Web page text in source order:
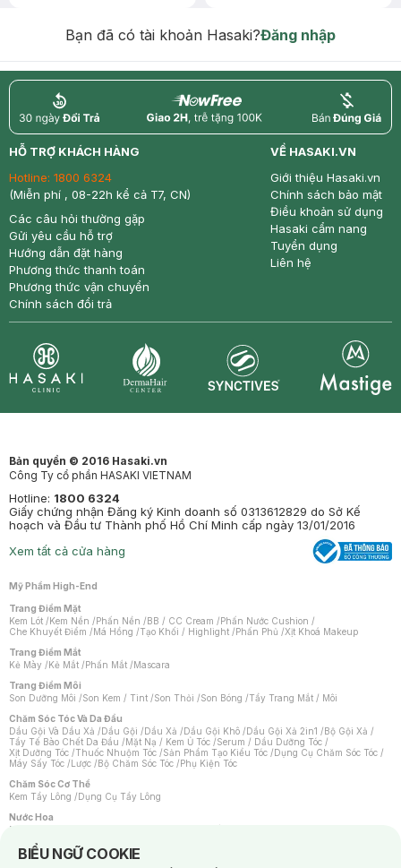
Bạn đã có tài khoản Hasaki?Đăng nhập
return nowfree price
HỖ TRỢ KHÁCH HÀNG
Hotline: 1800 6324
(Miễn phí , 08-22h kể cả T7, CN)
Các câu hỏi thường gặp
Gửi yêu cầu hỗ trợ
Hướng dẫn đặt hàng
Phương thức thanh toán
Phương thức vận chuyển
Chính sách đổi trả
VỀ HASAKI.VN
Giới thiệu Hasaki.vn
Chính sách bảo mật
Điều khoản sử dụng
Hasaki cẩm nang
Tuyển dụng
Liên hệ
Bản quyền © 2016 Hasaki.vn
Công Ty cổ phần HASAKI VIETNAM
Hotline: 1800 6324
Giấy chứng nhận Đăng ký Kinh doanh số 0313612829 do Sở Kế
hoạch và Đầu tư Thành phố Hồ Chí Minh cấp ngày 13/01/2016
Xem tất cả cửa hàng
Mỹ Phẩm High-End
Trang Điểm Mặt
Kem Lót /Kem Nền /Phấn Nền /BB / CC Cream /Phấn Nước Cushion /
Che Khuyết Điểm /Má Hồng /Tạo Khối / Highlight /Phấn Phủ /Xịt Khoá Makeup
Trang Điểm Mắt
Kẻ Mày /Kẻ Mắt /Phấn Mắt /Mascara
Trang Điểm Môi
Son Dưỡng Môi /Son Kem / Tint /Son Thỏi /Son Bóng /Tẩy Trang Mắt / Môi
Chăm Sóc Tóc Và Da Đầu
Dầu Gội Và Dầu Xả /Dầu Gội /Dầu Xả /Dầu Gội Khô /Dầu Gội Xả 2in1 /Bộ Gội Xả /
Tẩy Tế Bào Chết Da Đầu /Mặt Nạ / Kem Ủ Tóc /Serum / Dầu Dưỡng Tóc /
Xịt Dưỡng Tóc /Thuốc Nhuộm Tóc /Sản Phẩm Tạo Kiểu Tóc /Dụng Cụ Chăm Sóc Tóc /
Máy Sấy Tóc /Lược /Bộ Chăm Sóc Tóc /Phụ Kiện Tóc
Chăm Sóc Cơ Thể
Kem Tẩy Lông /Dụng Cụ Tẩy Lông
Nước Hoa
Nước Hoa Nữ
Chăm Sóc Cá Nhân
BIỂU NGỮ COOKIE
Notice about cookies usage